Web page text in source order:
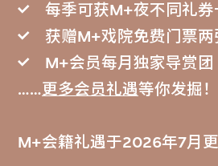
每季可获M+夜不同礼券
获赠M+戏院免费门票两
M+会员每月独家导赏团
……更多会员礼遇等你发掘！
M+会籍礼遇于2026年7月